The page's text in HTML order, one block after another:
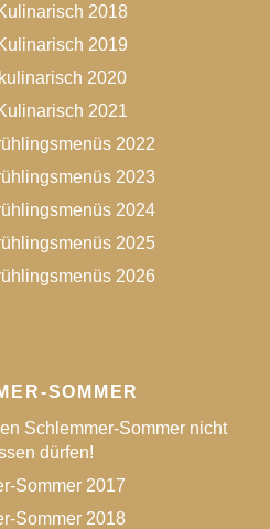
2018
2019
2020
2021
2022
2023
2024
2025
2026
SOMMER
Schlemmer-Sommer nicht
dürfen!
Sommer 2017
Sommer 2018